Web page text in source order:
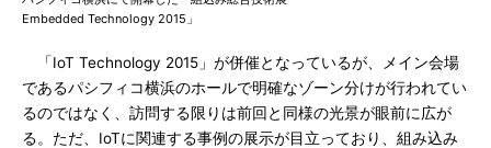
Embedded Technology 2015」
「IoT Technology 2015」が併催となっているが、メイン会場
であるパシフィコ横浜のホールで明確なゾーン分けが行われてい
るのではなく、訪問する限りは前回と同様の光景が眼前に広が
る。ただ、IoTに関連する事例の展示が目立っており、組み込み